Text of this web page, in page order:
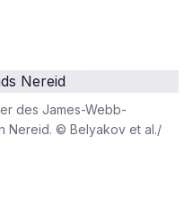
des James-Webb-
Nereid. © Belyakov et al./